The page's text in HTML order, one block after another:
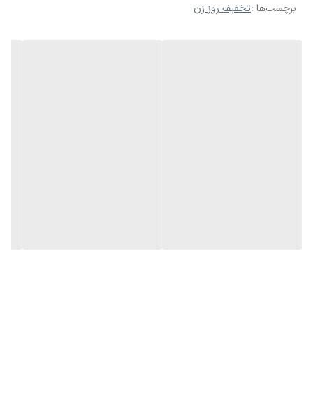
برچسب‌ها :تخفیف روز زن